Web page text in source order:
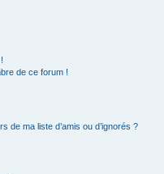
de ce forum !
de ma liste d’amis ou d’ignorés ?